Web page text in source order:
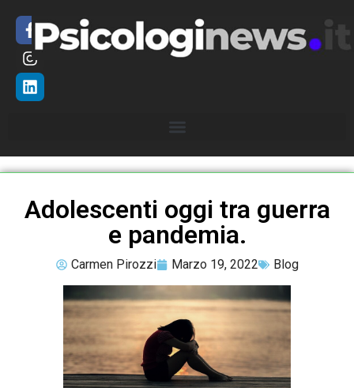
Adolescenti oggi tra guerra
e pandemia.
Carmen Pirozzi Marzo 19, 2022 Blog